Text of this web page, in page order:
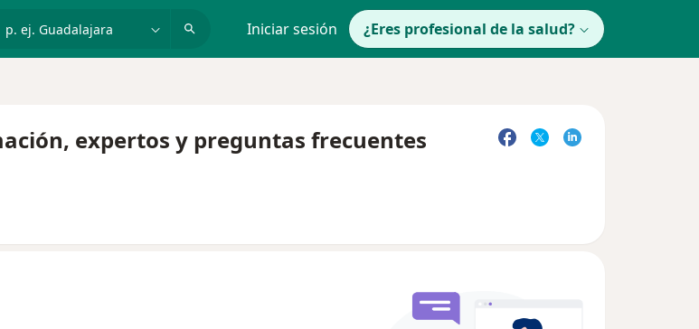
Iniciar sesión ¿Eres profesional de la salud?
expertos y preguntas frecuentes